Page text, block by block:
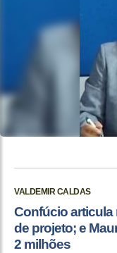
VALDEMIR CALDAS
Confúcio articula
de projeto; e
2 milhões